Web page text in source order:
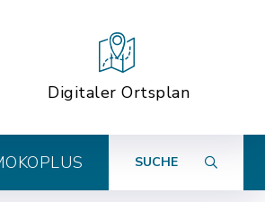
Digitaler Ortsplan
SUCHE